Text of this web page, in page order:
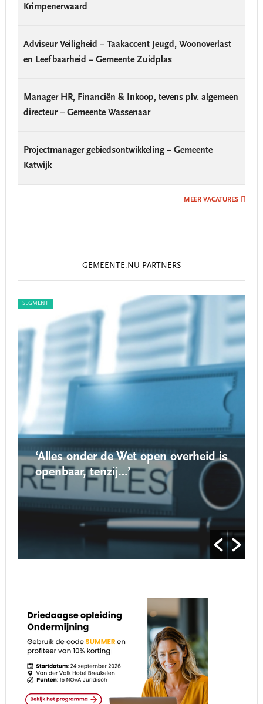
Krimpenerwaard
Adviseur Veiligheid – Taakaccent Jeugd, Woonoverlast
en Leefbaarheid – Gemeente Zuidplas
Manager HR, Financiën & Inkoop, tevens plv. algemeen
directeur – Gemeente Wassenaar
Projectmanager gebiedsontwikkeling – Gemeente
Katwijk
MEER VACATURES
GEMEENTE.NU PARTNERS
SEGMENT
‘Alles onder de Wet open overheid is
openbaar, tenzij…’